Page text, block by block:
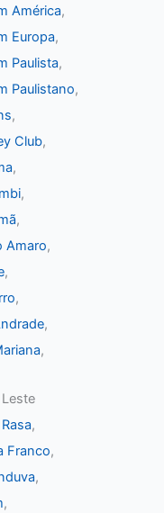
América,
Europa,
Paulista,
Paulistano,
,
Club,
,
,
,
Amaro,
,
,
,
,
,
Franco,
,
,